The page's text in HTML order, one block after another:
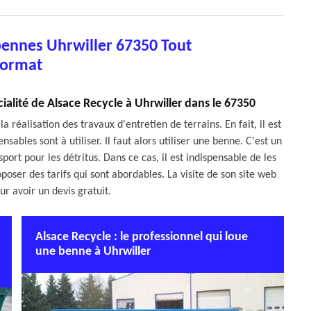
Uhrwiller 67350 Tout
de Alsace Recycle à Uhrwiller dans le 67350
réalisation des travaux d'entretien de terrains. En fait, il est
sont à utiliser. Il faut alors utiliser une benne. C'est un
pour les détritus. Dans ce cas, il est indispensable de les
des tarifs qui sont abordables. La visite de son site web
avoir un devis gratuit.
Alsace Recycle : le professionnel qui loue
une benne à Uhrwiller